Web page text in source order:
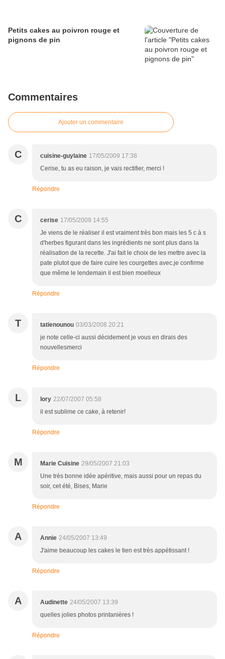
Petits cakes au poivron rouge et
pignons de pin
Commentaires
Ajouter un commentaire
C cuisine-guylaine 17/05/2009 17:38
Cerise, tu as eu raison, je vais rectifier, merci !
Répondre
C cerise 17/05/2009 14:55
Je viens de le réaliser il est vraiment très bon mais les 5 c à s
d'herbes figurant dans les ingrédients ne sont plus dans la
réalisation de la recette. J'ai fait le choix de les mettre avec la
pate plutot que de faire cuire les courgettes avec.je confirme
que même le lendemain il est bien moelleux
Répondre
T tatienounou 03/03/2008 20:21
je note celle-ci aussi décidement je vous en dirais des
nouvellesmerci
Répondre
L lory 22/07/2007 05:58
il est sublime ce cake, à retenir!
Répondre
M Marie Cuisine 29/05/2007 21:03
Une très bonne idée apéritive, mais aussi pour un repas du
soir, cet été, Bises, Marie
Répondre
A Annie 24/05/2007 13:49
J'aime beaucoup les cakes le tien est très appétissant !
Répondre
A Audinette 24/05/2007 13:39
quelles jolies photos printanières !
Répondre